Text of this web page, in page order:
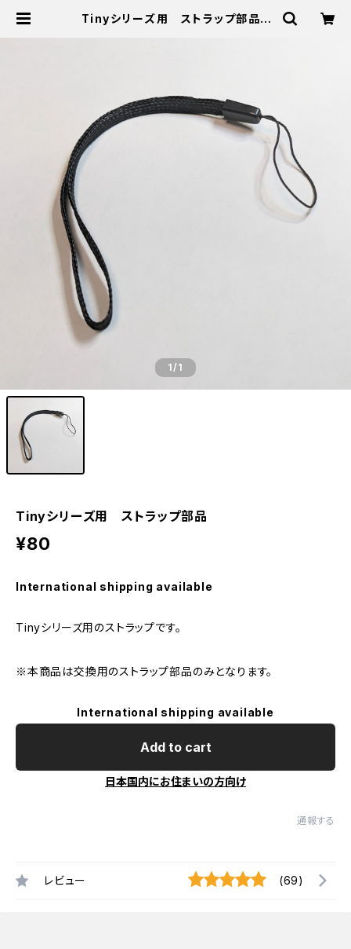
Tinyシリーズ用 ストラップ部品 |
1/1
Tinyシリーズ用 ストラップ部品
¥80
International shipping available
Tinyシリーズ用のストラップです。
※本商品は交換用のストラップ部品のみとなります。
International shipping available
Add to cart
日本国内にお住まいの方向け
通報する
レビュー (69)